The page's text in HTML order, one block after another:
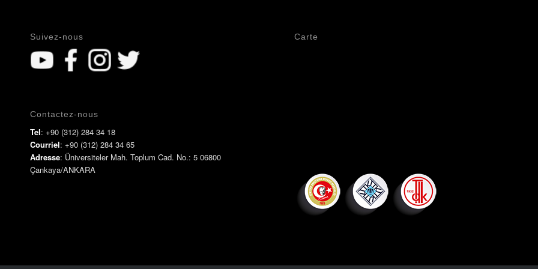
Suivez-nous
Contactez-nous
Tel: +90 (312) 284 34 18
Courriel: +90 (312) 284 34 65
Adresse: Üniversiteler Mah. Toplum Cad. No.: 5 06800
Çankaya/ANKARA
Carte